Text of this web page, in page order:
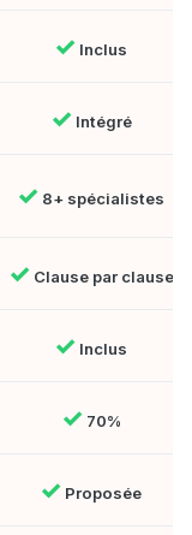
✓ Inclus
✓Intégré
✓ 8+ spécialistes
✓Clause par clause
✓ Inclus
✓70%
✓ Proposée